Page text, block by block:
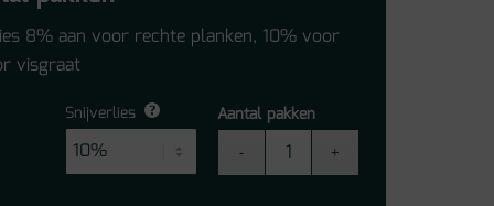
8% aan voor rechte planken, 10% voor
visgraat
Snijverlies
Aantal pakken
Jellyfish